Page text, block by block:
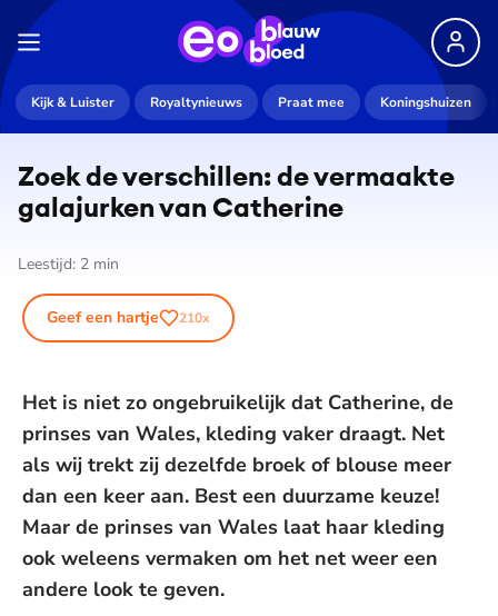
Kijk & Luister Royaltynieuws Praat mee Koningshuizen
Zoek de verschillen: de vermaakte
galajurken van Catherine
Leestijd: 2 min
Geef een hartje 210x
Het is niet zo ongebruikelijk dat Catherine, de
prinses van Wales, kleding vaker draagt. Net
als wij trekt zij dezelfde broek of blouse meer
dan een keer aan. Best een duurzame keuze!
Maar de prinses van Wales laat haar kleding
ook weleens vermaken om het net weer een
andere look te geven.